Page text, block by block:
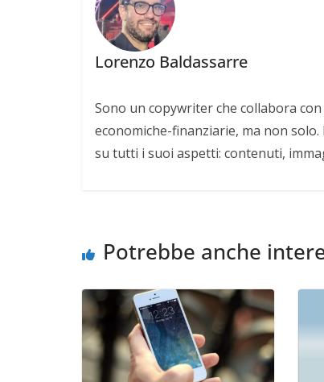
Lorenzo Baldassarre
Sono un copywriter che collabora
economiche-finanziarie, ma non
su tutti i suoi aspetti: contenuti,
Potrebbe anche